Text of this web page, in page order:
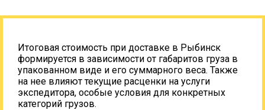
Итоговая стоимость при доставке в Рыбинск
формируется в зависимости от габаритов груза в
упакованном виде и его суммарного веса. Также
на нее влияют текущие расценки на услуги
экспедитора, особые условия для конкретных
категорий грузов.